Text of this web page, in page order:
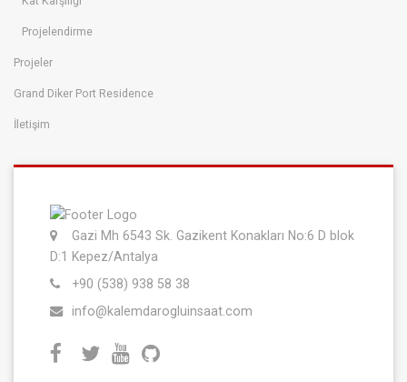
Projelendirme
Projeler
Grand Diker Port Residence
İletişim
Gazi Mh 6543 Sk. Gazikent Konakları No:6 D blok
D:1 Kepez/Antalya
+90 (538) 938 58 38
info@kalemdarogluinsaat.com